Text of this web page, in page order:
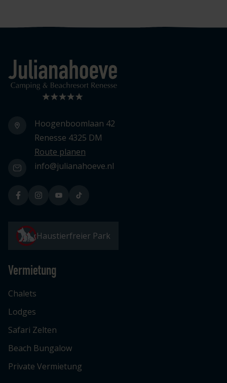
Logo Julianahoeve
Hoogenboomlaan 42
Renesse 4325 DM
Route planen
info@julianahoeve.nl
Haustierfreier Park
Vermietung
Chalets
Lodges
Safari Zelten
Beach Bungalow
Private Vermietung